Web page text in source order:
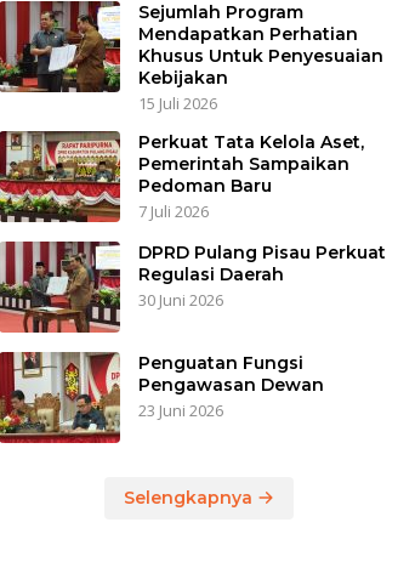
Sejumlah Program
Mendapatkan Perhatian
Khusus Untuk Penyesuaian
Kebijakan
15 Juli 2026
Perkuat Tata Kelola Aset,
Pemerintah Sampaikan
Pedoman Baru
7 Juli 2026
DPRD Pulang Pisau Perkuat
Regulasi Daerah
30 Juni 2026
Penguatan Fungsi
Pengawasan Dewan
23 Juni 2026
Selengkapnya